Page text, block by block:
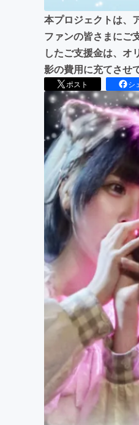
本プロジェクトは、
ファンの皆さまにご
したご支援金は、オ
影の費用に充てさせ
ポスト シ